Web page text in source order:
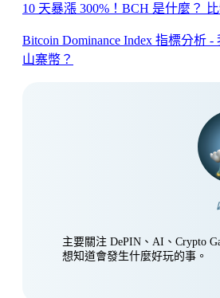
10 天暴漲 300%！BCH 是什麼？
Bitcoin Dominance Index 指標分析
山寨幣？
主要關注 DePIN、AI、Crypto
想知道會發生什麼好玩的事。